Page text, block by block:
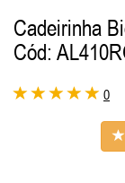
Cadeirinha
Cód:
0